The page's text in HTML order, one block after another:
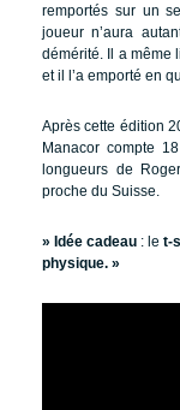
remportés sur un
joueur n’aura
démérité. Il a même
et il l’a emporté en
Après cette édition
Manacor compte
longueurs de
proche du Suisse.
» Idée cadeau : le t-
physique. »